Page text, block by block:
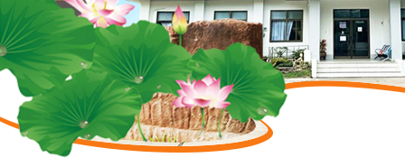
รายงาน
ผล
การ
ดำเนิน
งาน